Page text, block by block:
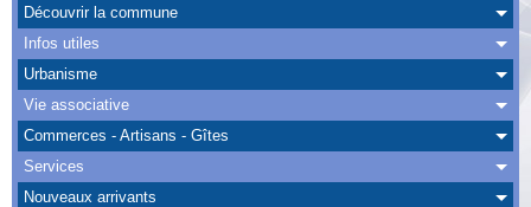
Transports
Agenda
Albums
Nous Contacter
Découvrir la commune
Infos utiles
Urbanisme
Vie associative
Commerces - Artisans - Gîtes
Services
Nouveaux arrivants